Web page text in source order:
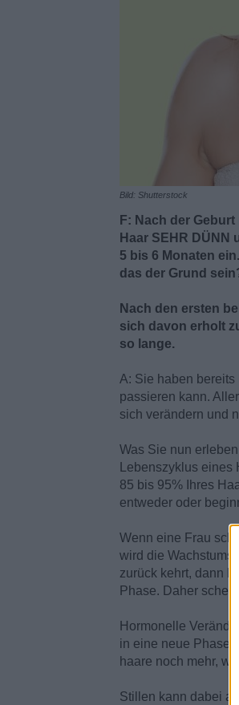
Bild: Shutterstock
F: Nach der
Haar SEHR
5 bis 6 Monaten
das der Grund
Nach den ersten
sich davon erholt
so lange.
A: Sie haben
passieren kann.
sich verändern und
Was Sie nun
Lebenszyklus
85 bis 95% Ihres
entweder oder
Wenn eine Frau
wird die
zurück kehrt, dann
Phase. Daher
Hormonelle
in eine neue Phase
haare noch mehr,
Stillen kann dabei